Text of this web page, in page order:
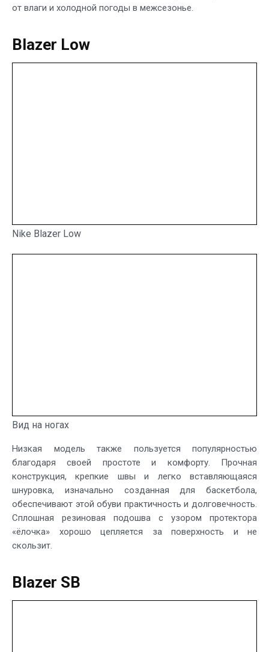
от влаги и холодной погоды в межсезонье.
Blazer Low
Nike Blazer Low
Вид на ногах
Низкая модель также пользуется популярностью
благодаря своей простоте и комфорту. Прочная
конструкция, крепкие швы и легко вставляющаяся
шнуровка, изначально созданная для баскетбола,
обеспечивают этой обуви практичность и долговечность.
Сплошная резиновая подошва с узором протектора
«ёлочка» хорошо цепляется за поверхность и не
скользит.
Blazer SB